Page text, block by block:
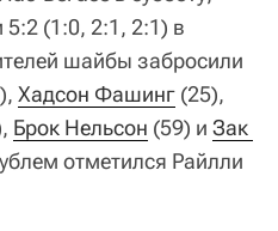
(1:0, 2:1, 2:1) в
шайбы забросили
Хадсон Фашинг (25),
Брок Нельсон (59) и Зак
отметился Райлли